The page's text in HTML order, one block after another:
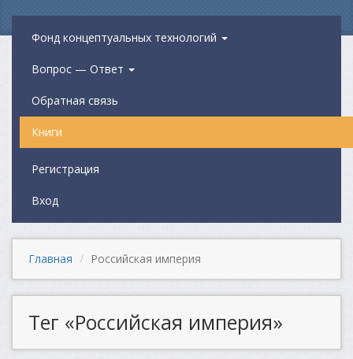
Фонд концептуальных технологий
Вопрос — Ответ
Обратная связь
Книги
Регистрация
Вход
Главная Российская империя
Тег «Российская империя»